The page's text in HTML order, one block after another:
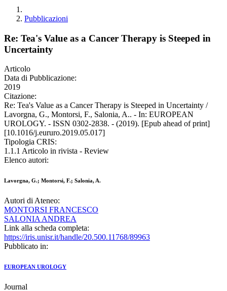
Pubblicazioni
Re: Tea's Value as a Cancer Therapy is Steeped in
Uncertainty
Articolo
Data di Pubblicazione:
2019
Citazione:
Re: Tea's Value as a Cancer Therapy is Steeped in Uncertainty /
Lavorgna, G., Montorsi, F., Salonia, A.. - In: EUROPEAN
UROLOGY. - ISSN 0302-2838. - (2019). [Epub ahead of print]
[10.1016/j.eururo.2019.05.017]
Tipologia CRIS:
1.1.1 Articolo in rivista - Review
Elenco autori:
Lavorgna, G.; Montorsi, F.; Salonia, A.
Autori di Ateneo:
MONTORSI FRANCESCO
SALONIA ANDREA
Link alla scheda completa:
https://iris.unisr.it/handle/20.500.11768/89963
Pubblicato in:
EUROPEAN UROLOGY
Journal